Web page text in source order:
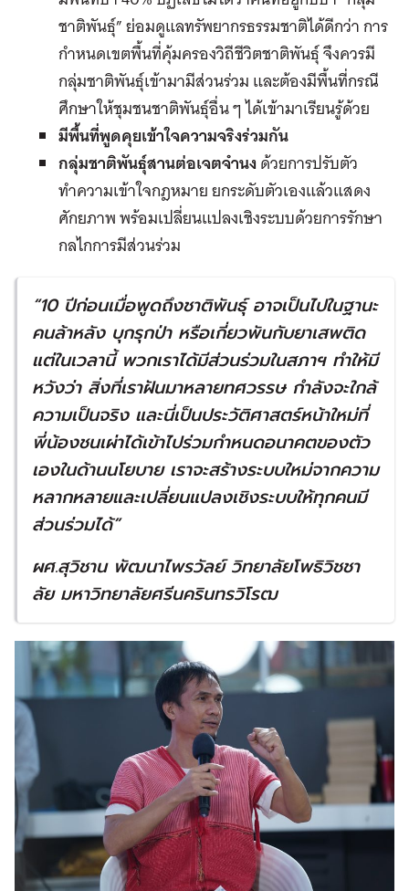
ชาติพันธุ์” ย่อมดูแลทรัพยากรธรรมชาติได้ดีกว่า การ
กำหนดเขตพื้นที่คุ้มครองวิถีชีวิตชาติพันธุ์ จึงควรมี
กลุ่มชาติพันธุ์เข้ามามีส่วนร่วม และต้องมีพื้นที่กรณี
ศึกษาให้ชุมชนชาติพันธุ์อื่น ๆ ได้เข้ามาเรียนรู้ด้วย
มีพื้นที่พูดคุยเข้าใจความจริงร่วมกัน
กลุ่มชาติพันธุ์สานต่อเจตจำนงด้วยการปรับตัว
ทำความเข้าใจกฎหมาย ยกระดับตัวเองแล้วแสดง
ศักยภาพ พร้อมเปลี่ยนแปลงเชิงระบบด้วยการรักษา
กลไกการมีส่วนร่วม
“10ปีก่อนเมื่อพูดถึงชาติพันธุ์ อาจเป็นไปในฐานะ
คนล้าหลัง บุกรุกป่า หรือเกี่ยวพันกับยาเสพติด
แต่ในเวลานี้ พวกเราได้มีส่วนร่วมในสภาฯ ทำให้มี
หวังว่า สิ่งที่เราฝันมาหลายทศวรรษ กำลังจะใกล้
ความเป็นจริง และนี่เป็นประวัติศาสตร์หน้าใหม่ที่
พี่น้องชนเผ่าได้เข้าไปร่วมกำหนดอนาคตของตัว
เองในด้านนโยบาย เราจะสร้างระบบใหม่จากความ
หลากหลายและเปลี่ยนแปลงเชิงระบบให้ทุกคนมี
ส่วนร่วมได้”
ผศ.สุวิชาน พัฒนาไพรวัลย์ วิทยาลัยโพธิวิชชา
ลัย มหาวิทยาลัยศรีนครินทรวิโรฒ